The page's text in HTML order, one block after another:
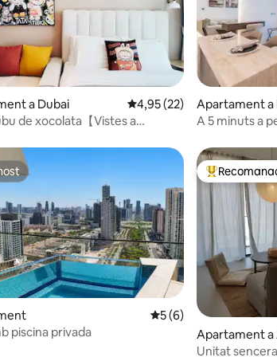
d'un total de 5; 5 avaluacions
a Dubai 4,95 de puntuació mitjana
4,95 (22)
de xocolata【Vistes a
Apartament a
A 5 minuts a
d'un total de 5; 35 avaluacions
5 de puntuació mitjana
5 (6)
piscina privada
Principals
Apartament a
Unitat